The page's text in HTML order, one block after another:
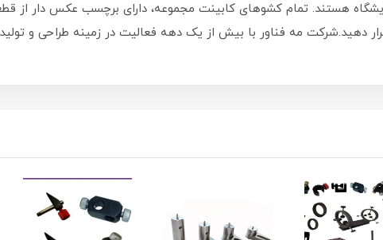
هستند. تمام کشوهای کابینت مجموعه، دارای برچسب عکس‏ دار از
دهید.شرکت مه فناور با بیش از یک دهه فعالیت در زمینه طراحی و